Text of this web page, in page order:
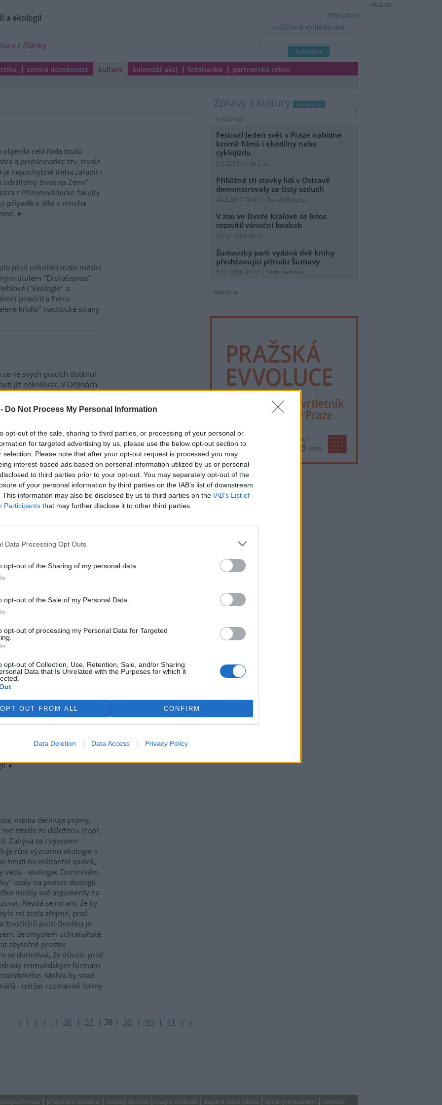
Do Not Process My Personal Information
opt-out of the sale, sharing to third parties, or processing of your personal or
for targeted advertising by us, please use the below opt-out section to
selection. Please note that after your opt-out request is processed you may
interest-based ads based on personal information utilized by us or personal
to third parties prior to your opt-out. You may separately opt-out of the
of your personal information by third parties on the IAB’s list of downstream
This information may also be disclosed by us to third parties on the IAB’s List of
Participants that may further disclose it to other third parties.
Data Processing Opt Outs
opt-out of the Sharing of my personal data.
opt-out of the Sale of my Personal Data.
opt-out of processing my Personal Data for Targeted
opt-out of Collection, Use, Retention, Sale, and/or Sharing
Data that Is Unrelated with the Purposes for which it
OPT OUT FROM ALL CONFIRM
Data Deletion Data Access Privacy Policy
reklama
a ekologii
/ články
rozšířené vyhledávání
Přihlášení
zelená domácnost kultura kalendář akcí fotobanka partnerská sekce
objevila celá řada titulů
a problematice tzv. trvale
nepochybně třeba zařadit i
udržitelný život na Zemi"
z Přírodovědecké fakulty
případě o dílo v mnoha
před několika málo měsíci
titulem "Ekofašismus".
("Ekologie" a
pravici) a Petra
křídlo" nacistické strany
ve svých pracích dotknul
již několikrát. V Dějinách
ekologických myslitelů
fakíra, který
v Dějinách
nevládních organizací k
antisemitismu.
jsem ho a položil si na dlaň.
pryč. Vyslovím jeho
Teď tu v okolí stromu
seženete pouze v
dílo prof. Josefa Laciny
v rozmezí let 1892-96 v
Lacina v ní podává
1848 velice poutavým a
o historii lze jeho dílo jen
katedry biologie na
přepis rozhlasových
přináší neopodstatněná víra
média definuje pojmy,
studie za důležitou (např.
Zabývá se i vývojem
růst významu ekologie v
hnutí na militantní spolek,
věda - ekologie. Domnívám
vzaly na pomoc ekologii
mohly své argumenty na
Nezdá se mi ani, že by
mi zcela zřejmé, proč
živočichů proti člověku je
že smyslem ochranářské
zbytečně prostor
se domníval, že důvod, proč
mimolidským formám
Mohla by snad
- udržet rozmanité formy
« | 1 | .. | 36 | 37 | 38 | 39 | 40 | 41 | »
zprávy z kultury
nejnovější
nejčtenější
Festival Jeden svět v Praze nabídne
kromě filmů i ekodílny nebo
cyklojízdu
3.3.2017 01:06 | zv
Přibližně tři stovky lidí v Ostravě
demonstrovaly za čistý vzduch
24.2.2017 10:00 | David Moravec
V zoo ve Dvoře Králové se letos
rozsvítil vánoční baobab
15.12.2016 10:15
Šumavský park vydává dvě knihy
představující přírodu Šumavy
5.12.2016 19:18 | Lada Pešková
reklama
reklama
podpořte nás přebírání obsahu tištěný Ekolist mapa stránek dejte o sobě vědět zprávy e-mailem cookies